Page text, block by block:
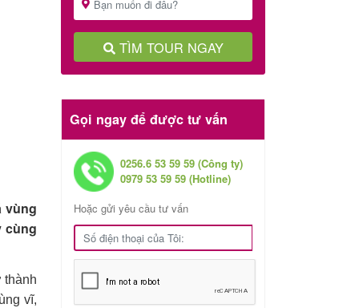
vùng
cùng
thành
vĩ,
TÌM TOUR NGAY
Gọi ngay để được tư vấn
0256.6 53 59 59 (Công ty)
0979 53 59 59 (Hotline)
Hoặc gửi yêu cầu tư vấn